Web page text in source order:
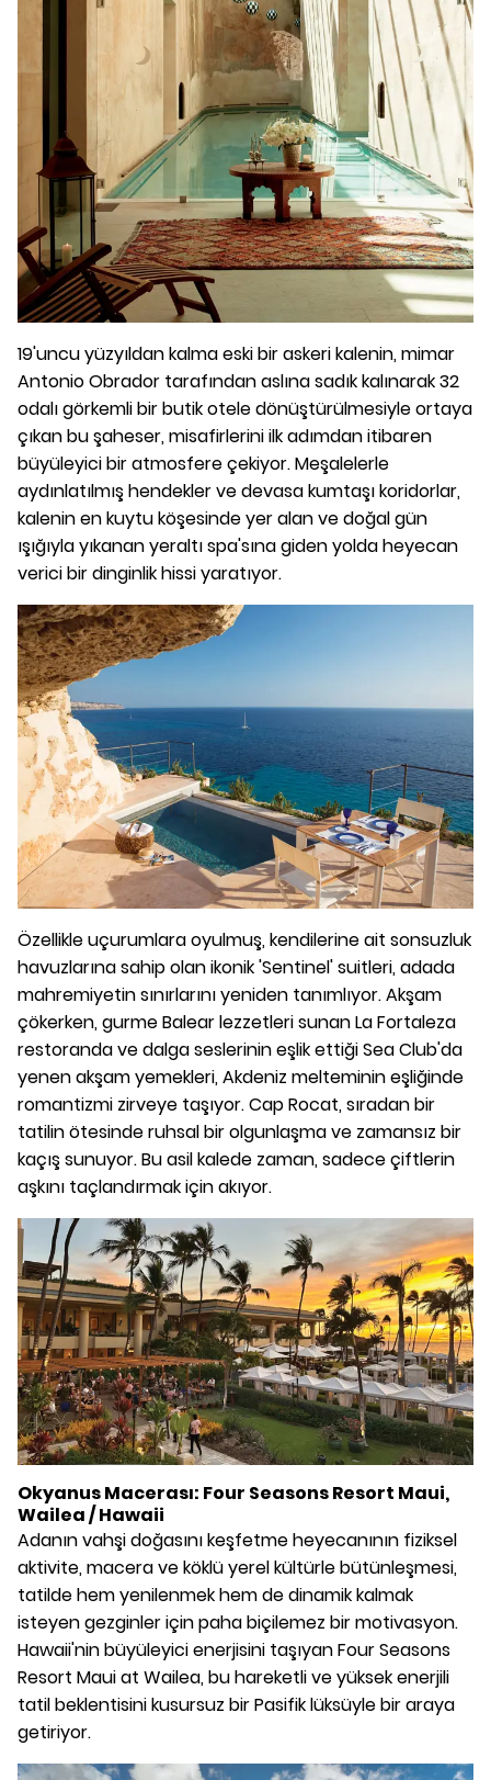
19'uncu yüzyıldan kalma eski bir askeri kalenin, mimar
Antonio Obrador tarafından aslına sadık kalınarak 32
odalı görkemli bir butik otele dönüştürülmesiyle ortaya
çıkan bu şaheser, misafirlerini ilk adımdan itibaren
büyüleyici bir atmosfere çekiyor. Meşalelerle
aydınlatılmış hendekler ve devasa kumtaşı koridorlar,
kalenin en kuytu köşesinde yer alan ve doğal gün
ışığıyla yıkanan yeraltı spa'sına giden yolda heyecan
verici bir dinginlik hissi yaratıyor.
Özellikle uçurumlara oyulmuş, kendilerine ait sonsuzluk
havuzlarına sahip olan ikonik 'Sentinel' suitleri, adada
mahremiyetin sınırlarını yeniden tanımlıyor. Akşam
çökerken, gurme Balear lezzetleri sunan La Fortaleza
restoranda ve dalga seslerinin eşlik ettiği Sea Club'da
yenen akşam yemekleri, Akdeniz melteminin eşliğinde
romantizmi zirveye taşıyor. Cap Rocat, sıradan bir
tatilin ötesinde ruhsal bir olgunlaşma ve zamansız bir
kaçış sunuyor. Bu asil kalede zaman, sadece çiftlerin
aşkını taçlandırmak için akıyor.
Okyanus Macerası: Four Seasons Resort Maui,
Wailea / Hawaii
Adanın vahşi doğasını keşfetme heyecanının fiziksel
aktivite, macera ve köklü yerel kültürle bütünleşmesi,
tatilde hem yenilenmek hem de dinamik kalmak
isteyen gezginler için paha biçilemez bir motivasyon.
Hawaii'nin büyüleyici enerjisini taşıyan Four Seasons
Resort Maui at Wailea, bu hareketli ve yüksek enerjili
tatil beklentisini kusursuz bir Pasifik lüksüyle bir araya
getiriyor.